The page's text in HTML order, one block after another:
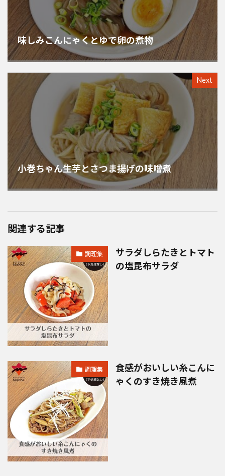
味しみこんにゃくとゆで卵の煮物
Next
小巻ちゃん生芋とさつま揚げの味噌煮
関連する記事
調理集
サラダしらたきとトマト
の塩昆布サラダ
調理集
食感がおいしい糸こんに
ゃくのすき焼き風煮